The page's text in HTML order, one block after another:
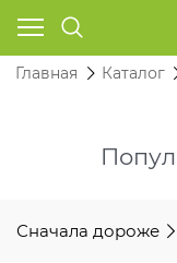
Главная Каталог
Сначала дороже